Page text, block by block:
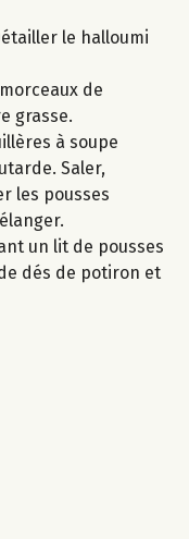
le halloumi
de
grasse.
à soupe
Saler,
les pousses
un lit de pousses
dés de potiron et